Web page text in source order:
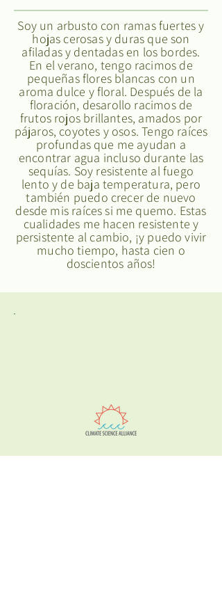
Soy un arbusto con ramas fuertes y
hojas cerosas y duras que son
afiladas y dentadas en los bordes.
En el verano, tengo racimos de
pequeñas flores blancas con un
aroma dulce y floral. Después de la
floración, desarollo racimos de
frutos rojos brillantes, amados por
pájaros, coyotes y osos. Tengo raíces
profundas que me ayudan a
encontrar agua incluso durante las
sequías. Soy resistente al fuego
lento y de baja temperatura, pero
también puedo crecer de nuevo
desde mis raíces si me quemo. Estas
cualidades me hacen resistente y
persistente al cambio, ¡y puedo vivir
mucho tiempo, hasta cien o
doscientos años!